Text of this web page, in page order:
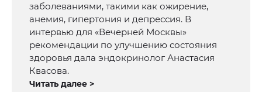
заболеваниями, такими как ожирение,
анемия, гипертония и депрессия. В
интервью для «Вечерней Москвы»
рекомендации по улучшению состояния
здоровья дала эндокринолог Анастасия
Квасова.
Читать далее >